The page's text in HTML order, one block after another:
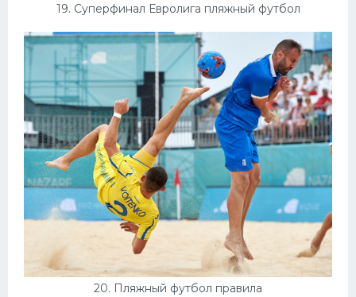
19. Суперфинал Евролига пляжный футбол
20. Пляжный футбол правила